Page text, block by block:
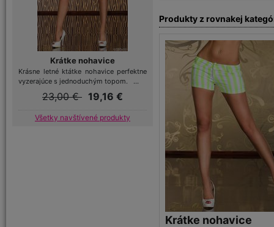
Krátke nohavice
Krásne letné ktátke nohavice perfektne
vyzerajúce s jednoduchým topom. ...
23,00 € 19,16 €
Všetky navštívené produkty
Produkty z rovnakej
Krátke nohavice